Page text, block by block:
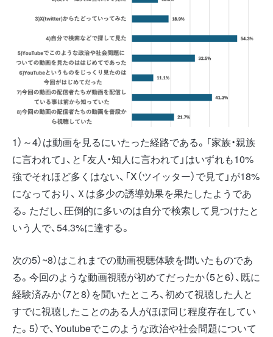
1）～4）は動画を見るにいたった経路である。「家族・親族
に言われて」、と「友人・知人に言われて」はいずれも10%
強でそれほど多くはない、「X（ツイッター）で見て」が18%
になっており、Ｘは多少の誘導効果を果たしたようであ
る。ただし、圧倒的に多いのは自分で検索して見つけたと
いう人で、54.3%に達する。
次の5）~8）はこれまでの動画視聴体験を聞いたものであ
る。今回のような動画視聴が初めてだったか（5と6）、既に
経験済みか（7と8）を聞いたところ、初めて視聴した人と
すでに視聴したことのある人がほぼ同じ程度存在してい
た。5）で、Youtubeでこのような政治や社会問題について